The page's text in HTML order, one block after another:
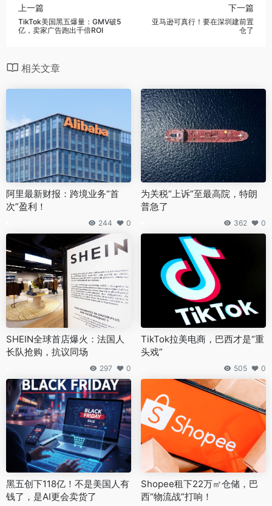
上一篇
TikTok美国黑五爆量：GMV破5
亿，卖家广告跑出千倍ROI
下一篇
亚马逊可真行！要在深圳建前置
仓了
相关文章
阿里最新财报：跨境业务“首
次”盈利！
244 0
为关税“上诉”至最高院，特朗
普急了
362 0
SHEIN全球首店爆火：法国人
长队抢购，抗议同场
297 0
TikTok拉美电商，巴西才是“重
头戏”
505 0
黑五创下118亿！不是美国人有
钱了，是AI更会卖货了
Shopee租下22万㎡仓储，巴
西“物流战”打响！